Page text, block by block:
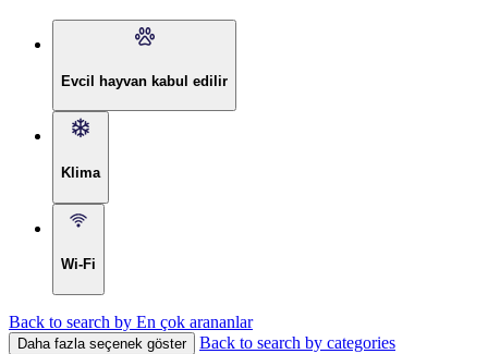
Evcil hayvan kabul edilir
Klima
Wi-Fi
Back to search by En çok arananlar
Daha fazla seçenek göster Back to search by categories